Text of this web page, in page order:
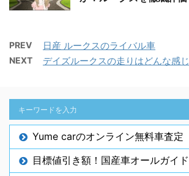
PREV 日産 ルークスのライバル車
NEXT デイズルークスの走りはどんな感
Yume carのオンライン無料車査定
目標値引き額！国産車オールガイド